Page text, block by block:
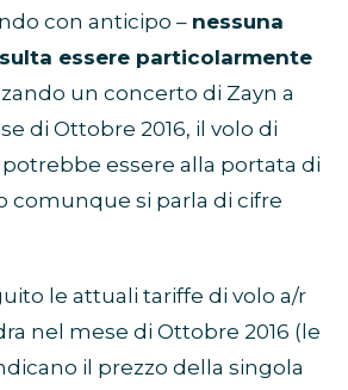
con anticipo – nessuna
essere particolarmente
un concerto di Zayn a
di Ottobre 2016, il volo di
essere alla portata di
comunque si parla di cifre
le attuali tariffe di volo a/r
nel mese di Ottobre 2016 (le
il prezzo della singola